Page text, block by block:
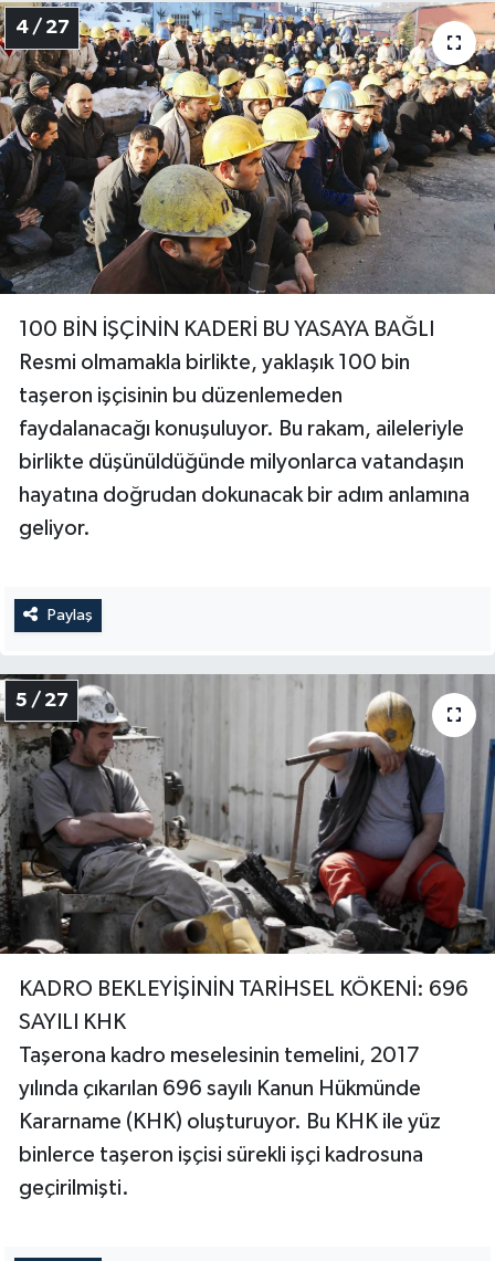
4 / 27
100 BİN İŞÇİNİN KADERİ BU YASAYA BAĞLI
Resmi olmamakla birlikte, yaklaşık 100 bin
taşeron işçisinin bu düzenlemeden
faydalanacağı konuşuluyor. Bu rakam, aileleriyle
birlikte düşünüldüğünde milyonlarca vatandaşın
hayatına doğrudan dokunacak bir adım anlamına
geliyor.
Paylaş
5 / 27
KADRO BEKLEYİŞİNİN TARİHSEL KÖKENİ: 696
SAYILI KHK
Taşerona kadro meselesinin temelini, 2017
yılında çıkarılan 696 sayılı Kanun Hükmünde
Kararname (KHK) oluşturuyor. Bu KHK ile yüz
binlerce taşeron işçisi sürekli işçi kadrosuna
geçirilmişti.